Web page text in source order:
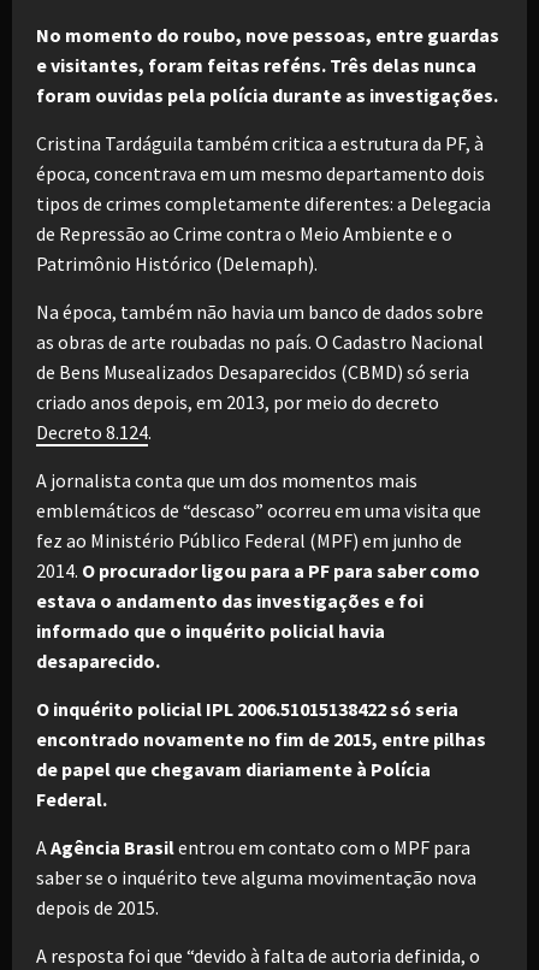
No momento do roubo, nove pessoas, entre guardas
e visitantes, foram feitas reféns. Três delas nunca
foram ouvidas pela polícia durante as investigações.
Cristina Tardáguila também critica a estrutura da PF, à
época, concentrava em um mesmo departamento dois
tipos de crimes completamente diferentes: a Delegacia
de Repressão ao Crime contra o Meio Ambiente e o
Patrimônio Histórico (Delemaph).
Na época, também não havia um banco de dados sobre
as obras de arte roubadas no país. O Cadastro Nacional
de Bens Musealizados Desaparecidos (CBMD) só seria
criado anos depois, em 2013, por meio do decreto
Decreto 8.124.
A jornalista conta que um dos momentos mais
emblemáticos de “descaso” ocorreu em uma visita que
fez ao Ministério Público Federal (MPF) em junho de
2014. O procurador ligou para a PF para saber como
estava o andamento das investigações e foi
informado que o inquérito policial havia
desaparecido.
O inquérito policial IPL 2006.51015138422 só seria
encontrado novamente no fim de 2015, entre pilhas
de papel que chegavam diariamente à Polícia
Federal.
AAgência Brasilentrou em contato com o MPF para
saber se o inquérito teve alguma movimentação nova
depois de 2015.
A resposta foi que “devido à falta de autoria definida, o